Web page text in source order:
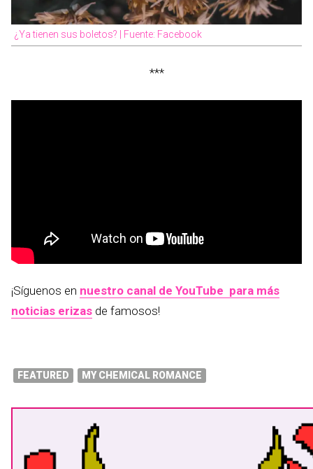
¿Ya tienen sus boletos? | Fuente: Facebook
***
¡Síguenos en nuestro canal de YouTube para más
noticias erizas de famosos!
FEATURED MY CHEMICAL ROMANCE